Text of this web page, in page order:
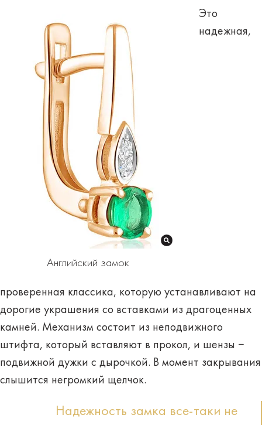
Английский замок
Это
надежная,
проверенная классика, которую устанавливают на
дорогие украшения со вставками из драгоценных
камней. Механизм состоит из неподвижного
штифта, который вставляют в прокол, и шензы −
подвижной дужки с дырочкой. В момент закрывания
слышится негромкий щелчок.
Надежность замка все-таки не